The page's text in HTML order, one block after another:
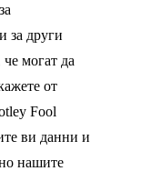
за други
могат да
от
Fool
ви данни и
нашите